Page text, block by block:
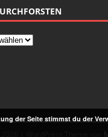
der Seite stimmst du der